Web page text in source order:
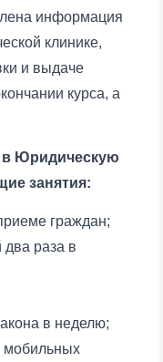
​​информация
клинике,
и выдаче
курса, а
Юридическую
занятия:
граждан;
раза в
в неделю;
мобильных